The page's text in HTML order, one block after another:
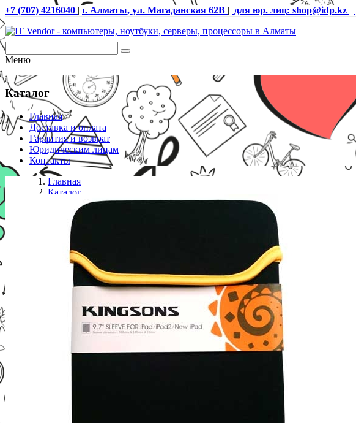
+7 (707) 4216040 | г. Алматы, ул. Магаданская 62В | для юр. лиц: shop@idp.kz |
Меню
Каталог
Главная
Доставка и оплата
Гарантия и возврат
Юридическим лицам
Контакты
Главная
Каталог
Сумки и чехлы
Чехол Kingsons KS6191V